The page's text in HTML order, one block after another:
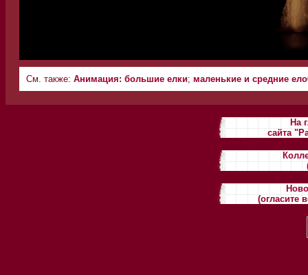
См. также: Анимация: большие елки; маленькие и средние
На
сайта
(огласите